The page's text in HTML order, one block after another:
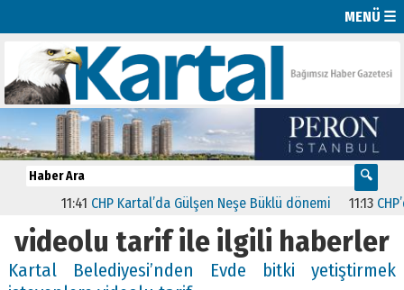
MENÜ ☰
11:41 CHP Kartal’da Gülşen Neşe Büklü dönemi 11:13
videolu tarif ile ilgili haberler
Kartal Belediyesi’nden Evde bitki yetiştirmek